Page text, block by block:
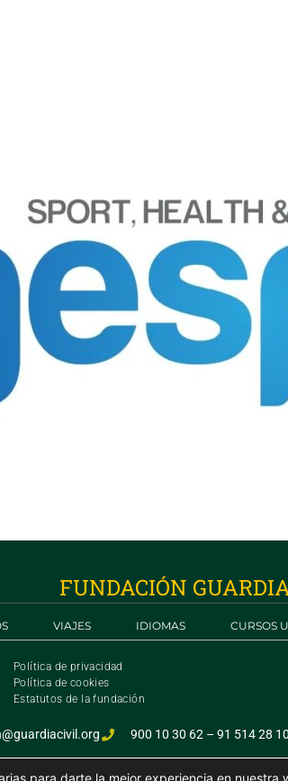
FUNDACIÓN
VIAJES IDIOMAS CURSOS
Política de privacidad
Política de cookies
Estatutos de la fundación
900 10 30 62 – 91 514 28 10
© Fundación Guardia Civil
para darte la mejor experiencia en nuestra